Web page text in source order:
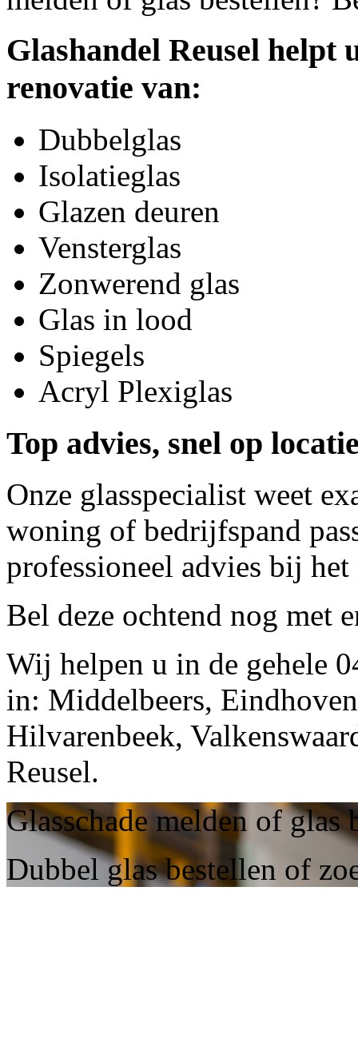
Glashandel Reusel helpt
renovatie van:
Dubbelglas
Isolatieglas
Glazen deuren
Vensterglas
Zonwerend glas
Glas in lood
Spiegels
Acryl Plexiglas
Top advies, snel op
Onze glasspecialist weet
woning of bedrijfspand
professioneel advies bij
Bel deze ochtend nog met
Wij helpen u in de gehele
in: Middelbeers,
Hilvarenbeek,
Reusel.
Glasschade melden of glas
Dubbel glas bestellen of